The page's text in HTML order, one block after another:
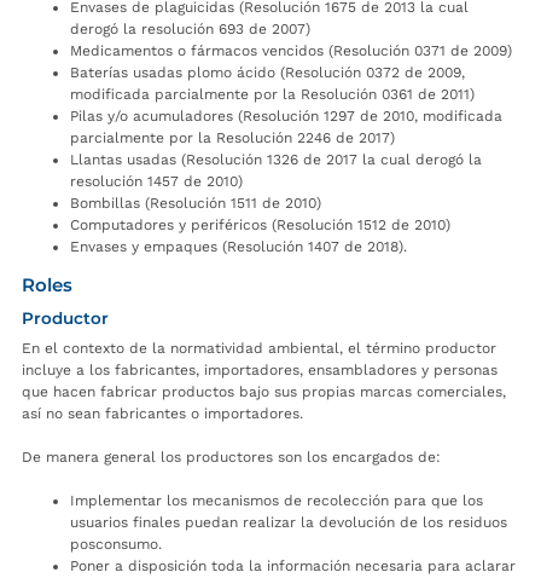
Envases de plaguicidas (Resolución 1675 de 2013 la cual
derogó la resolución 693 de 2007)
Medicamentos o fármacos vencidos (Resolución 0371 de 2009)
Baterías usadas plomo ácido (Resolución 0372 de 2009,
modificada parcialmente por la Resolución 0361 de 2011)
Pilas y/o acumuladores (Resolución 1297 de 2010, modificada
parcialmente por la Resolución 2246 de 2017)
Llantas usadas (Resolución 1326 de 2017 la cual derogó la
resolución 1457 de 2010)
Bombillas (Resolución 1511 de 2010)
Computadores y periféricos (Resolución 1512 de 2010)
Envases y empaques (Resolución 1407 de 2018).
Roles
Productor
En el contexto de la normatividad ambiental, el término productor
incluye a los fabricantes, importadores, ensambladores y personas
que hacen fabricar productos bajo sus propias marcas comerciales,
así no sean fabricantes o importadores.
De manera general los productores son los encargados de:
Implementar los mecanismos de recolección para que los
usuarios finales puedan realizar la devolución de los residuos
posconsumo.
Poner a disposición toda la información necesaria para aclarar